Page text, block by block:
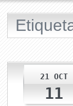
21 OCT
11